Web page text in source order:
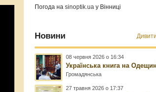
Погода наsinoptik.ua у Вінниці
Новини
08 червня 2026 о 16:34
Українська книга на
Громадянська
27 травня 2026 о 17:37